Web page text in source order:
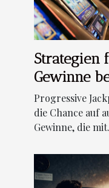
Strategien
Gewinne
Jackpot-
Progressive
die Chance auf
Gewinne, die